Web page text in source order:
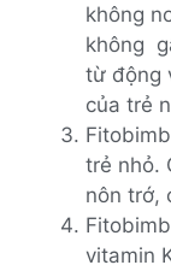
không
không
từ động
của trẻ
trẻ nhỏ.
nôn trớ,
vitamin